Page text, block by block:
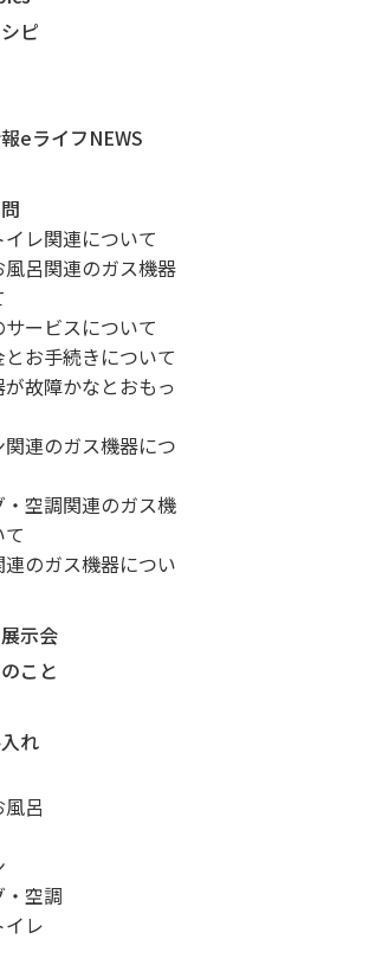
ピ
eライフNEWS
レ関連について
風呂関連のガス機器
サービスについて
とお手続きについて
が故障かなとおもっ
関連のガス機器につ
・空調関連のガス機
のガス機器につい
示会
こと
れ
呂
・空調
イレ